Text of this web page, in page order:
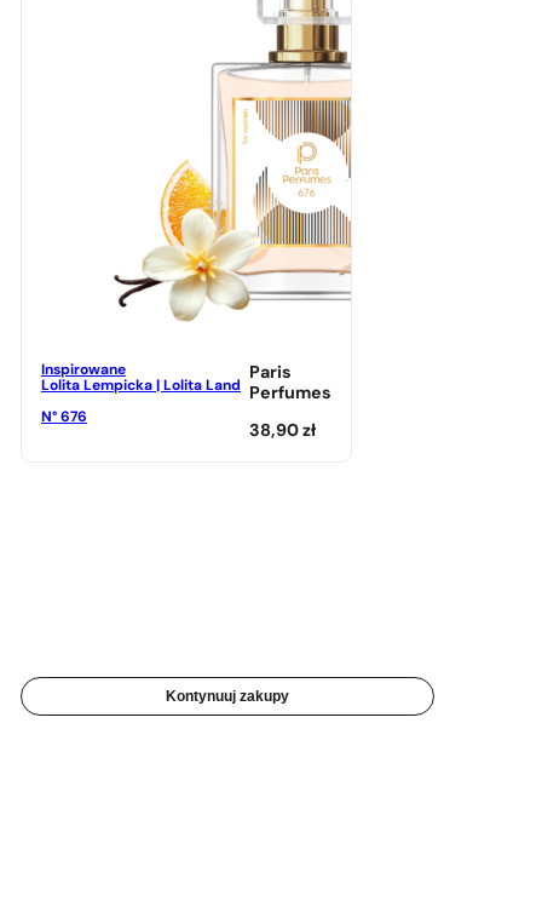
Inspirowane
Lolita Lempicka | Lolita Land
N° 676
Paris
Perfumes
38,90zł
Kontynuuj zakupy